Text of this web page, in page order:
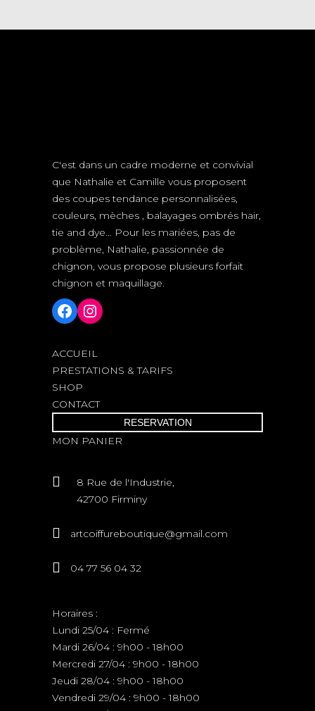
C'est dans un cadre moderne et convivial
que Nathalie et Camille vous proposent
des coupes tendance personnalisées,
couleurs, mèches , balayages ombrés hair,
tie and dye… Pour les mariées, pas de
problème, Nathalie, passionnée de
chignon, vous propose plusieurs forfait
chignon et maquillage.
Facebook
Instagram
ACCUEIL
PRESTATIONS & TARIFS
SHOP
CONTACT
RESERVATION
MON PANIER
8 Rue de l'Industrie,
42700 Firminy
artcoiffureboutique@gmail.com
04 77 56 04 32
Horaires :
Lundi 25/04 : Fermé
Mardi 26/04 : 9h00 - 18h00
Mercredi 27/04 : 9h00 - 18h00
Jeudi 28/04 : 9h00 - 18h00
Vendredi 29/04 : 9h00 - 18h00